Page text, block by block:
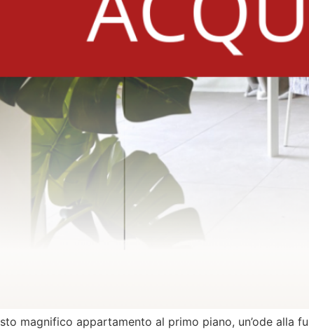
magnifico appartamento al primo piano, un’ode alla